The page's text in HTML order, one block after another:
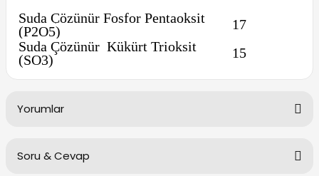
Suda Çözünür Fosfor Pentaoksit
(P2O5)
17
Suda Çözünür Kükürt Trioksit
(SO3)
15
Yorumlar
Soru & Cevap